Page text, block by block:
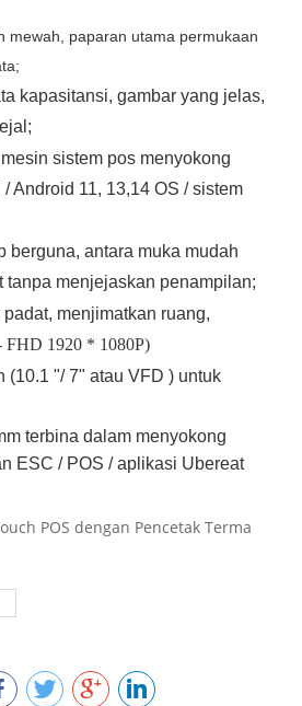
mewah, paparan utama permukaan
kapasitansi, gambar yang jelas,
sistem pos menyokong
Android 11, 13,14 OS / sistem
berguna, antara muka mudah
tanpa menjejaskan penampilan;
menjimatkan ruang,
FHD 1920 * 1080P)
(10.1 "/ 7" atau VFD ) untuk
terbina dalam menyokong
ESC / POS / aplikasi Ubereat
POS dengan Pencetak Terma